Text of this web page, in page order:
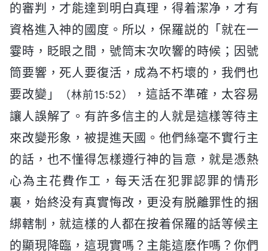
的審判，才能達到明白真理，得着潔净，才有
資格進入神的國度。所以，保羅説的「就在一
霎時，眨眼之間，號筒末次吹響的時候；因號
筒要響，死人要復活，成為不朽壞的，我們也
要改變」
（林前15:52）
，這話不準確，太容易
讓人誤解了。有許多信主的人就是這樣等待主
來改變形象，被提進天國。他們絲毫不實行主
的話，也不懂得怎樣遵行神的旨意，就是憑熱
心為主花費作工，每天活在犯罪認罪的情形
裏，始終没有真實悔改，更没有脱離罪性的捆
綁轄制，就這樣的人都在按着保羅的話等候主
的顯現降臨，這現實嗎？主能這麽作嗎？你們